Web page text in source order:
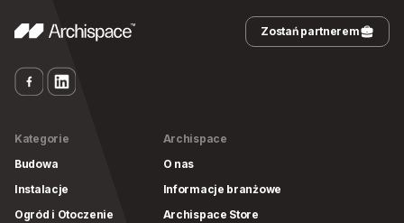
Zostań partnerem
Kategorie
Budowa
Instalacje
Ogród i Otoczenie
Archispace
O nas
Informacje branżowe
Archispace Store